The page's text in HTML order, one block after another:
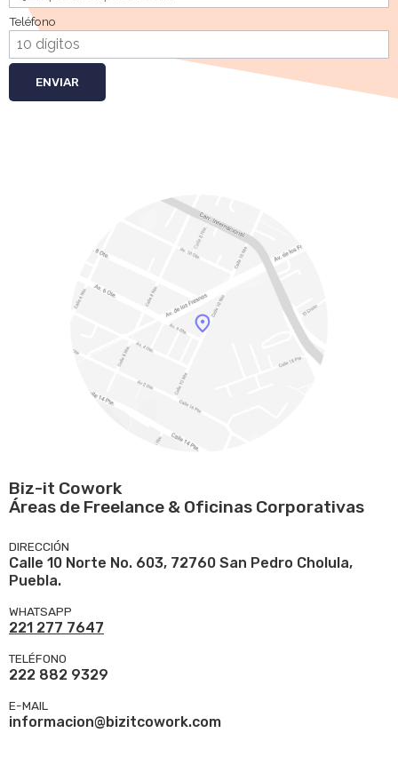
Teléfono
ENVIAR
Biz-it Cowork
Áreas de Freelance & Oficinas Corporativas
DIRECCIÓN
Calle 10 Norte No. 603, 72760 San Pedro Cholula,
Puebla.
WHATSAPP
221 277 7647
TELÉFONO
222 882 9329
E-MAIL
informacion@bizitcowork.com